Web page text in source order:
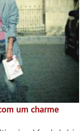
um charme